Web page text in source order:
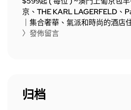
京、THE KARL LAGERFELD、
｜集合奢華、氣派和時尚的酒店
〉發佈留言
归档